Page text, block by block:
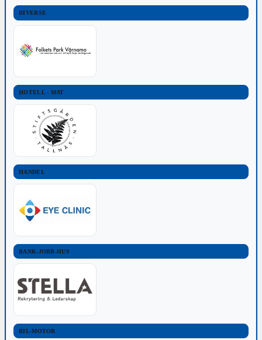
DIVERSE
HOTELL - MAT
HANDEL
BANK-JOBB-HUS
BIL-MOTOR